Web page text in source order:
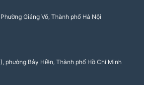
Giảng Võ, Thành phố Hà Nội
phường Bảy Hiền, Thành phố Hồ Chí Minh